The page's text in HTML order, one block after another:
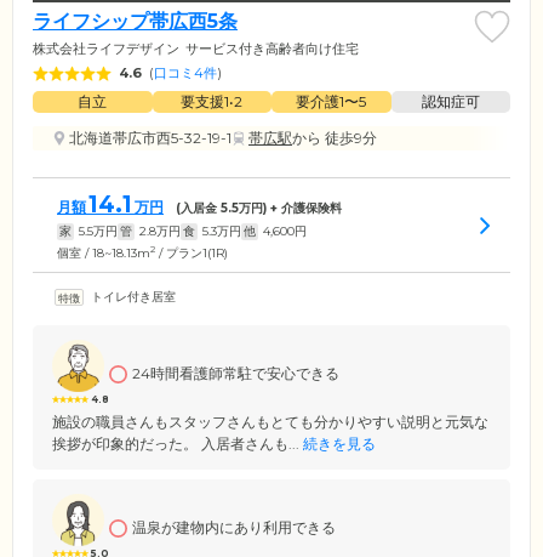
ライフシップ帯広西5条
株式会社ライフデザイン サービス付き高齢者向け住宅
4.6 (口コミ4件)
自立 要支援1•2 要介護1〜5
認知症可
北海道帯広市西5-32-19-1
帯広駅から 徒歩9分
月額14.1 万円 (入居金 5.5万円) + 介護保険料
家 5.5万円 管 2.8万円 食 5.3万円 他 4,600円
個室 / 18~18.13m2 / プラン1(1R)
トイレ付き居室
4.8
24時間看護師常駐で安心できる
施設の職員さんもスタッフさんもとても分かりやすい説明と元気な
挨拶が印象的だった。 入居者さんも... 続きを見る
5.0
温泉が建物内にあり利用できる